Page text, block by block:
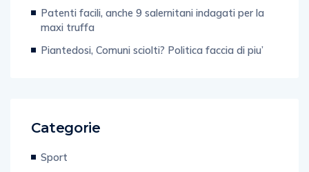
Patenti facili, anche 9 salernitani indagati per la
maxi truffa
Piantedosi, Comuni sciolti? Politica faccia di piu’
Categorie
Sport